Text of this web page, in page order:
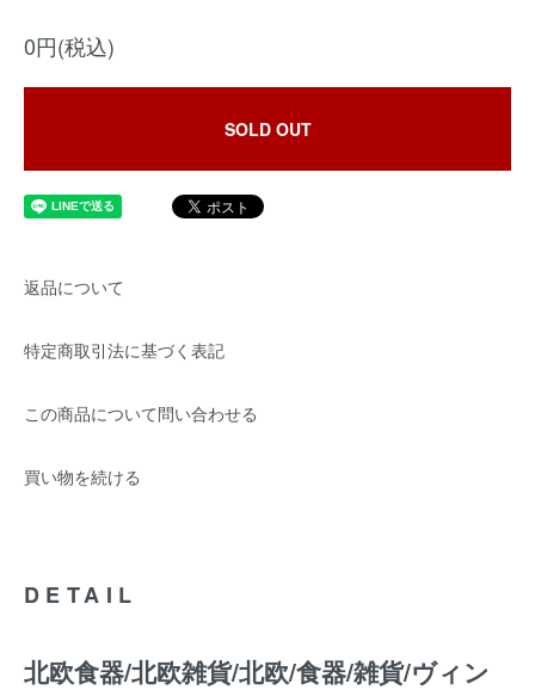
0円(税込)
SOLD OUT
返品について
特定商取引法に基づく表記
この商品について問い合わせる
買い物を続ける
DETAIL
北欧食器/北欧雑貨/北欧/食器/雑貨/ヴィン